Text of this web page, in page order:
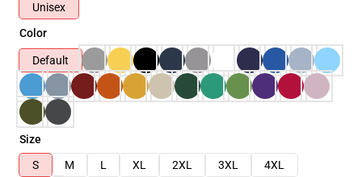
Unisex
Color
Default
Size
S
M L XL 2XL 3XL
4XL